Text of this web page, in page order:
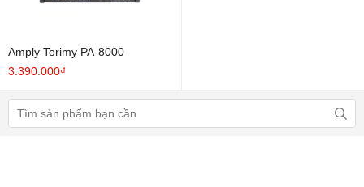
Amply Torimy PA-8000
3.390.000₫